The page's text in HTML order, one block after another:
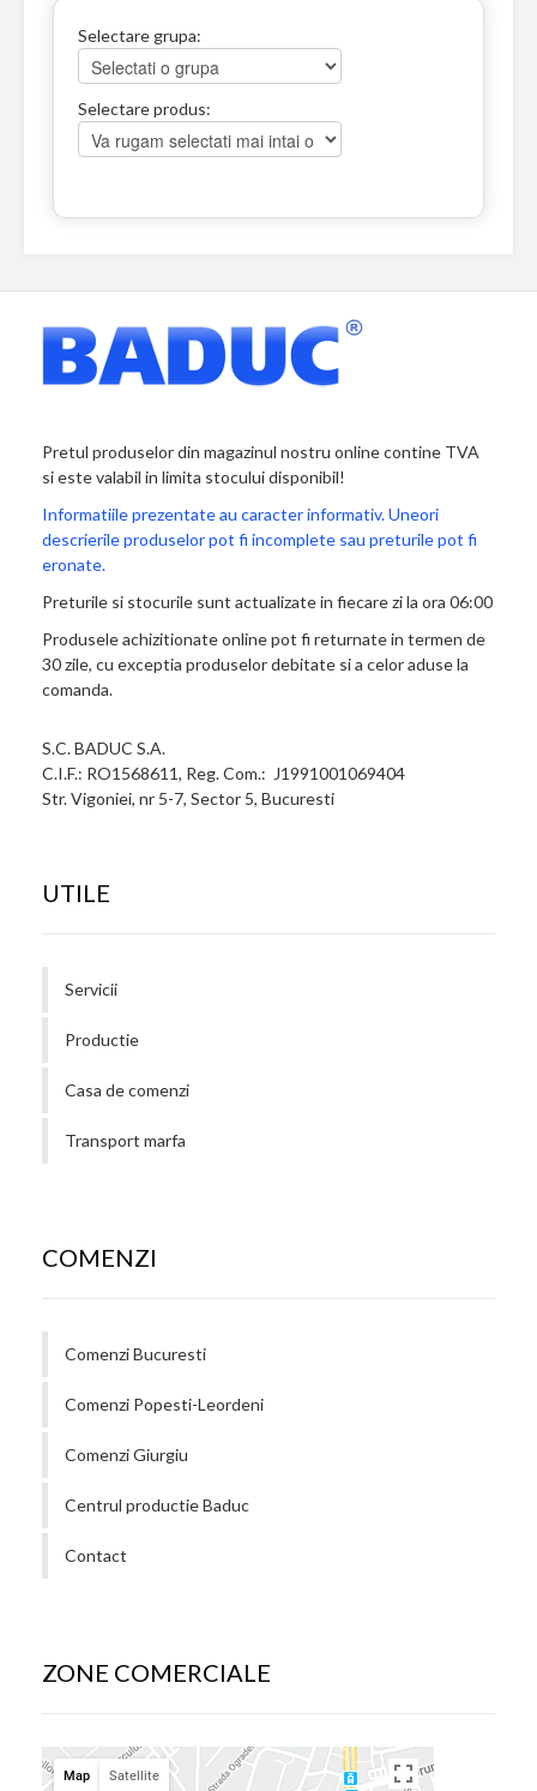
Selectare grupa:
Selectare produs:
Pretul produselor din magazinul nostru online contine TVA
si este valabil in limita stocului disponibil!
Informatiile prezentate au caracter informativ. Uneori
descrierile produselor pot fi incomplete sau preturile pot fi
eronate.
Preturile si stocurile sunt actualizate in fiecare zi la ora 06:00
Produsele achizitionate online pot fi returnate in termen de
30 zile, cu exceptia produselor debitate si a celor aduse la
comanda.
S.C. BADUC S.A.
C.I.F.: RO1568611, Reg. Com.: J1991001069404
Str. Vigoniei, nr 5-7, Sector 5, Bucuresti
UTILE
Servicii
Productie
Casa de comenzi
Transport marfa
COMENZI
Comenzi Bucuresti
Comenzi Popesti-Leordeni
Comenzi Giurgiu
Centrul productie Baduc
Contact
ZONE COMERCIALE